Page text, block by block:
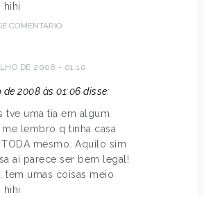
hihi
COMENTÁRIO
DE 2008 - 01:10
de 2008 às 01:06 disse:
tve uma tia em algum
lembro q tinha casa
mesmo. Aquilo sim
ai parece ser bem legal!
tem umas coisas meio
hihi